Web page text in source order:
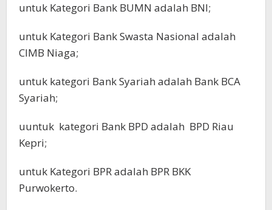
untuk Kategori Bank BUMN adalah BNI;
untuk Kategori Bank Swasta Nasional adalah
CIMB Niaga;
untuk kategori Bank Syariah adalah Bank BCA
Syariah;
uuntuk kategori Bank BPD adalah BPD Riau
Kepri;
untuk Kategori BPR adalah BPR BKK
Purwokerto.